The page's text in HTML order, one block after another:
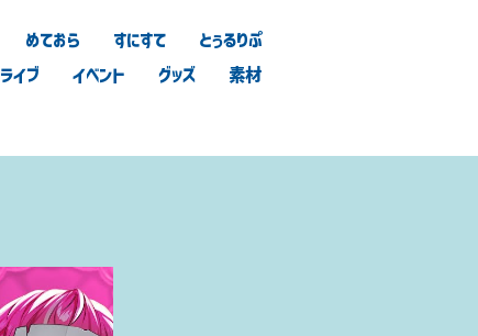
めておら すにすて
とぅるりぷ
ライブ イベント グッズ 素材